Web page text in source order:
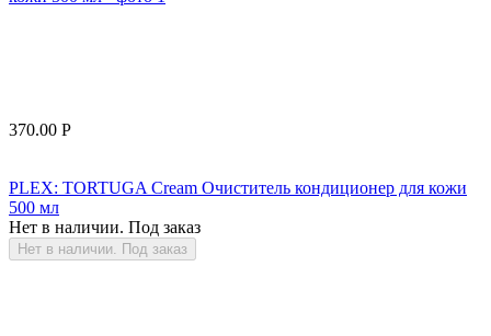
370.00 Р
PLEX: TORTUGA Cream Очиститель кондиционер для кожи
500 мл
Нет в наличии. Под заказ
Нет в наличии. Под заказ